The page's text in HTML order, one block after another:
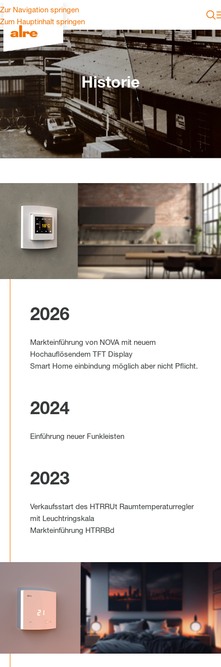
Zur Navigation springen
Zum Hauptinhalt springen
Historie
2026
Markteinführung von NOVA mit neuem
Hochauflösendem TFT Display
Smart Home einbindung möglich aber nicht Pflicht.
2024
Einführung neuer Funkleisten
2023
Verkaufsstart des HTRRUt Raumtemperaturregler
mit Leuchtringskala
Markteinführung HTRRBd